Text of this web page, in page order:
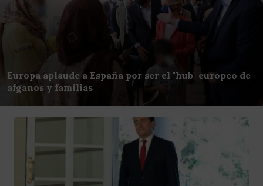
Europa aplaude a España por ser el "hub" europeo de
afganos y familias